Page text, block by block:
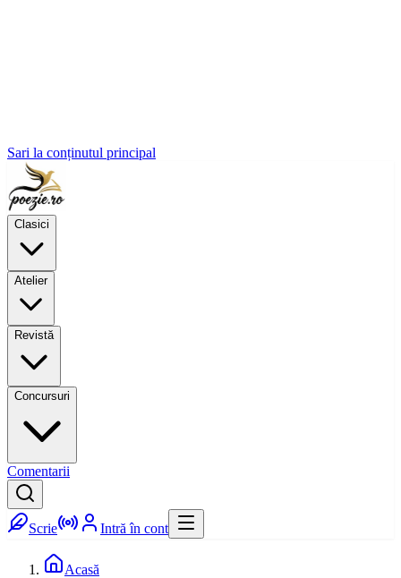
Sari la conținutul principal
Clasici
Atelier
Revistă
Concursuri
Comentarii
Scrie Intră în cont
Acasă